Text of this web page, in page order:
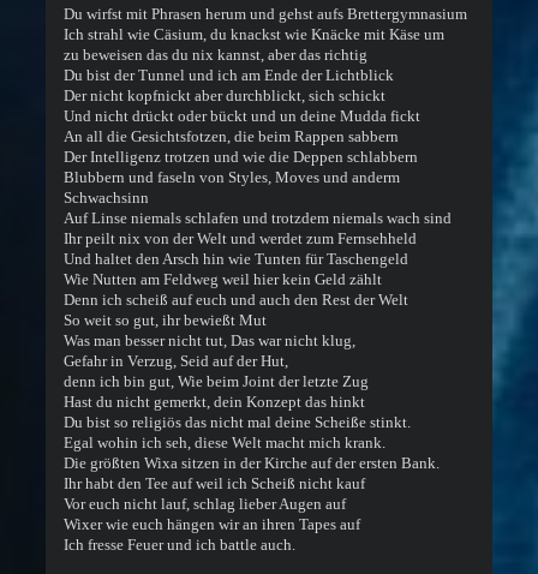
Du wirfst mit Phrasen herum und gehst aufs Brettergymnasium
Ich strahl wie Cäsium, du knackst wie Knäcke mit Käse um
zu beweisen das du nix kannst, aber das richtig
Du bist der Tunnel und ich am Ende der Lichtblick
Der nicht kopfnickt aber durchblickt, sich schickt
Und nicht drückt oder bückt und un deine Mudda fickt
An all die Gesichtsfotzen, die beim Rappen sabbern
Der Intelligenz trotzen und wie die Deppen schlabbern
Blubbern und faseln von Styles, Moves und anderm
Schwachsinn
Auf Linse niemals schlafen und trotzdem niemals wach sind
Ihr peilt nix von der Welt und werdet zum Fernsehheld
Und haltet den Arsch hin wie Tunten für Taschengeld
Wie Nutten am Feldweg weil hier kein Geld zählt
Denn ich scheiß auf euch und auch den Rest der Welt
So weit so gut, ihr bewießt Mut
Was man besser nicht tut, Das war nicht klug,
Gefahr in Verzug, Seid auf der Hut,
denn ich bin gut, Wie beim Joint der letzte Zug
Hast du nicht gemerkt, dein Konzept das hinkt
Du bist so religiös das nicht mal deine Scheiße stinkt.
Egal wohin ich seh, diese Welt macht mich krank.
Die größten Wixa sitzen in der Kirche auf der ersten Bank.
Ihr habt den Tee auf weil ich Scheiß nicht kauf
Vor euch nicht lauf, schlag lieber Augen auf
Wixer wie euch hängen wir an ihren Tapes auf
Ich fresse Feuer und ich battle auch.